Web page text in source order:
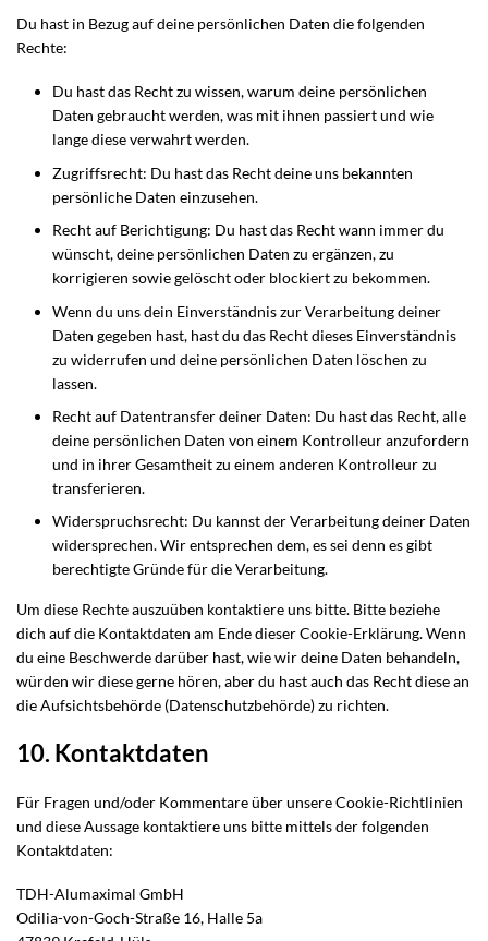
Du hast in Bezug auf deine persönlichen Daten die folgenden
Rechte:
Du hast das Recht zu wissen, warum deine persönlichen
Daten gebraucht werden, was mit ihnen passiert und wie
lange diese verwahrt werden.
Zugriffsrecht: Du hast das Recht deine uns bekannten
persönliche Daten einzusehen.
Recht auf Berichtigung: Du hast das Recht wann immer du
wünscht, deine persönlichen Daten zu ergänzen, zu
korrigieren sowie gelöscht oder blockiert zu bekommen.
Wenn du uns dein Einverständnis zur Verarbeitung deiner
Daten gegeben hast, hast du das Recht dieses Einverständnis
zu widerrufen und deine persönlichen Daten löschen zu
lassen.
Recht auf Datentransfer deiner Daten: Du hast das Recht, alle
deine persönlichen Daten von einem Kontrolleur anzufordern
und in ihrer Gesamtheit zu einem anderen Kontrolleur zu
transferieren.
Widerspruchsrecht: Du kannst der Verarbeitung deiner Daten
widersprechen. Wir entsprechen dem, es sei denn es gibt
berechtigte Gründe für die Verarbeitung.
Um diese Rechte auszuüben kontaktiere uns bitte. Bitte beziehe
dich auf die Kontaktdaten am Ende dieser Cookie-Erklärung. Wenn
du eine Beschwerde darüber hast, wie wir deine Daten behandeln,
würden wir diese gerne hören, aber du hast auch das Recht diese an
die Aufsichtsbehörde (Datenschutzbehörde) zu richten.
10. Kontaktdaten
Für Fragen und/oder Kommentare über unsere Cookie-Richtlinien
und diese Aussage kontaktiere uns bitte mittels der folgenden
Kontaktdaten:
TDH-Alumaximal GmbH
Odilia-von-Goch-Straße 16, Halle 5a